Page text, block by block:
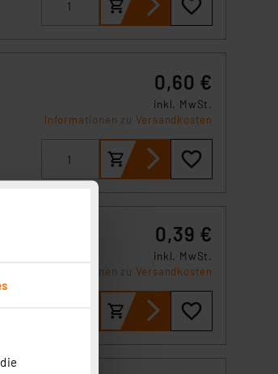
0,60 €
inkl. MwSt.
Informationen zu Versandkosten
0,39 €
inkl. MwSt.
Informationen zu Versandkosten